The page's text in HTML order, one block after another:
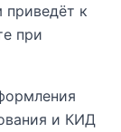
приведёт к
при
и КИД